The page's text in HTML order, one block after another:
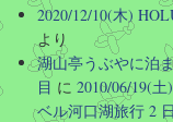
2020/12/10(木)
より
湖山亭うぶやに泊
目 に 2010/06/19(
ベル河口湖旅行 2